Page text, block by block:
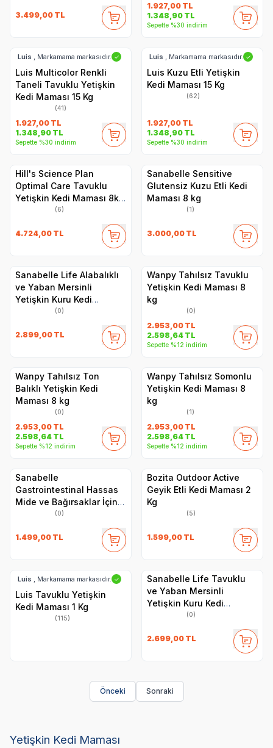
3.499,00 TL
1.927,00 TL
1.348,90 TL
Sepette %30 indirim
Luis , Markamama markasıdır. ✓
Luis Multicolor Renkli
Taneli Tavuklu Yetişkin
Kedi Maması 15 Kg
(41)
1.927,00 TL
1.348,90 TL
Sepette %30 indirim
Luis , Markamama markasıdır. ✓
Luis Kuzu Etli Yetişkin
Kedi Maması 15 Kg
(62)
1.927,00 TL
1.348,90 TL
Sepette %30 indirim
Hill's Science Plan
Optimal Care Tavuklu
Yetişkin Kedi Maması 8kg
+ 2kg HEDİYE!
(6)
4.724,00 TL
Sanabelle Sensitive
Glutensiz Kuzu Etli Kedi
Maması 8 kg
(1)
3.000,00 TL
Sanabelle Life Alabalıklı
ve Yaban Mersinli
Yetişkin Kuru Kedi
Maması 8 Kg
(0)
2.899,00 TL
Wanpy Tahılsız Tavuklu
Yetişkin Kedi Maması 8
kg
(0)
2.953,00 TL
2.598,64 TL
Sepette %12 indirim
Wanpy Tahılsız Ton
Balıklı Yetişkin Kedi
Maması 8 kg
(0)
2.953,00 TL
2.598,64 TL
Sepette %12 indirim
Wanpy Tahılsız Somonlu
Yetişkin Kedi Maması 8
kg
(1)
2.953,00 TL
2.598,64 TL
Sepette %12 indirim
Sanabelle
Gastrointestinal Hassas
Mide ve Bağırsaklar İçin
Özel Formül Kedi Maması
(0)
1.499,00 TL
Bozita Outdoor Active
Geyik Etli Kedi Maması 2
Kg
(5)
1.599,00 TL
Luis , Markamama markasıdır. ✓
Luis Tavuklu Yetişkin
Kedi Maması 1 Kg
(115)
Sanabelle Life Tavuklu
ve Yaban Mersinli
Yetişkin Kuru Kedi
Maması 8 Kg
(0)
2.699,00 TL
Önceki Sonraki
Yetişkin Kedi Maması